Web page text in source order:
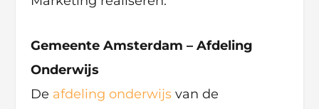
Gemeente Amsterdam – Afdeling
Onderwijs
De afdeling onderwijsvan de